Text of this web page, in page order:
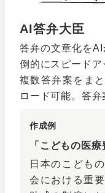
AI答弁大臣
答弁の文章化を
倒的にスピードア
複数答弁案をま
ロード可能。答弁
作成例
「こどもの医
日本のこども
会における重